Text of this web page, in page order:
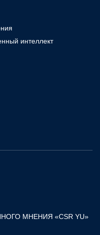
интеллект
МНЕНИЯ «CSR YU»